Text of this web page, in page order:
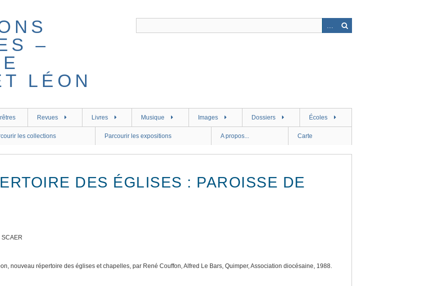
Revues Livres Musique Images Dossiers Écoles
les collections Parcourir les expositions A propos... Carte
DES ÉGLISES : PAROISSE DE
nouveau répertoire des églises et chapelles, par René Couffon, Alfred Le Bars, Quimper, Association diocésaine, 1988.